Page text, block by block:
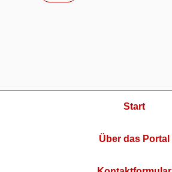
Start
Über das Portal